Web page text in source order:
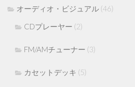
オーディオ・ビジュアル (46)
CDプレーヤー (2)
FM/AMチューナー (3)
カセットデッキ (5)